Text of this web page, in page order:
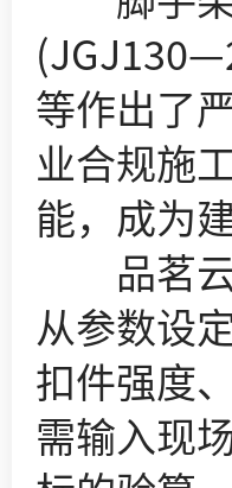
等作出了
业合规施
能，成为
品茗云
从参数设
扣件强度
需输入现